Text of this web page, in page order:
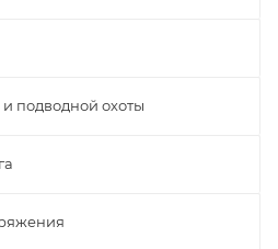
подводной охоты